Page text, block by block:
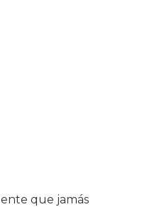
que jamás